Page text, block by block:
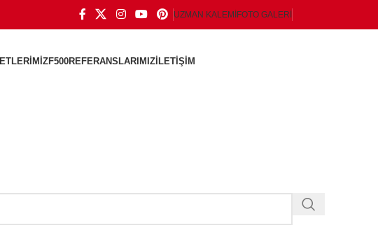
UZMAN KALEMI FOTO GALERI
F500REFERANSLARIMIZİLETIŞIM